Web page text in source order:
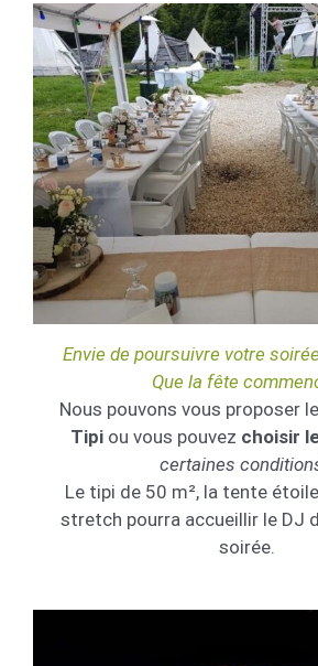
Envie de poursuivre votre
Que la fête
Nous pouvons vous proposer le
Tipi ou vous pouvez choisir
certaines
Le tipi de 50 m², la tente
stretch pourra accueillir le DJ
soirée.